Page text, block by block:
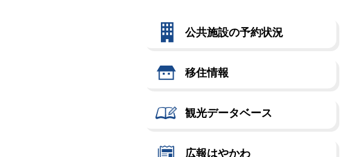
公共施設の予約状況
移住情報
観光データベース
広報はやかわ